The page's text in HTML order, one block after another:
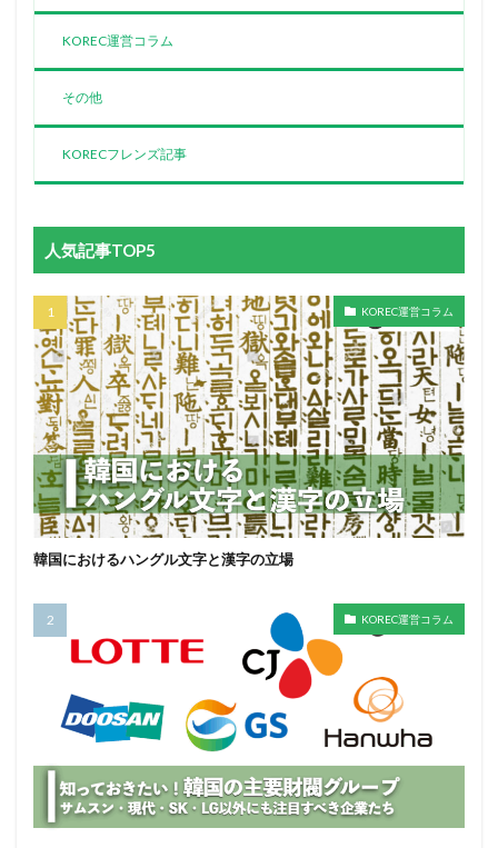
KOREC運営コラム
その他
KORECフレンズ記事
人気記事TOP5
KOREC運営コラム
韓国におけるハングル文字と漢字の立場
KOREC運営コラム